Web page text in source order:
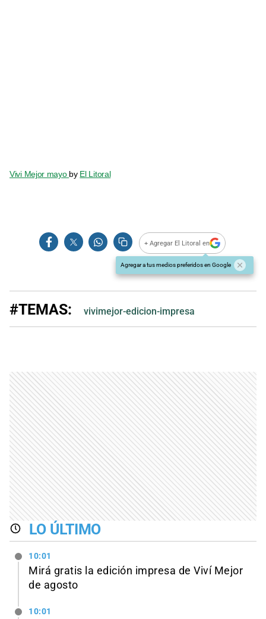
Vivi Mejor mayo by El Litoral
+ Agregar El Litoral en
Agregar a tus medios preferidos en Google
#TEMAS: vivimejor-edicion-impresa
LO ÚLTIMO
10:01
Mirá gratis la edición impresa de Viví Mejor
de agosto
10:01